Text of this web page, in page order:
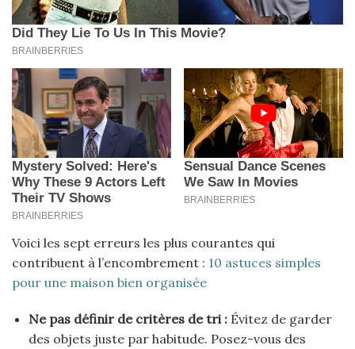
Voici les sept erreurs les plus courantes qui
contribuent à l’encombrement : 10 astuces simples
pour une maison bien organisée
Ne pas définir de critères de tri :Évitez de garder
des objets juste par habitude. Posez-vous des